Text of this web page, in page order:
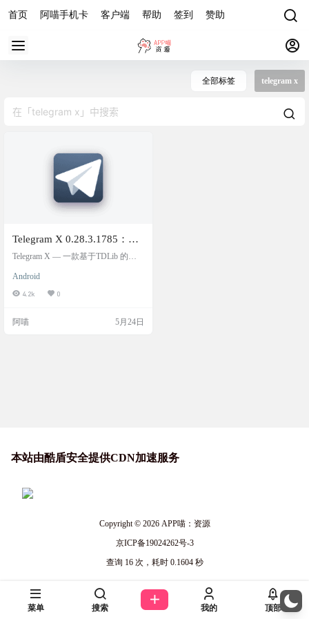
首页 阿喵手机卡 客户端 帮助 签到 赞助
全部标签 telegram x
Telegram X 0.28.3.1785：适
用于 Android 的官方替代
Telegram X — 一款基于TDLib 的简
图 软件下载
Android
4.2k 0
阿喵 5月24日
本站由酷盾安全提供CDN加速服务
Copyright © 2026APP喵：资源
京ICP备19024262号-3
查询 16 次，耗时 0.1604 秒
菜单 搜索 我的 顶部